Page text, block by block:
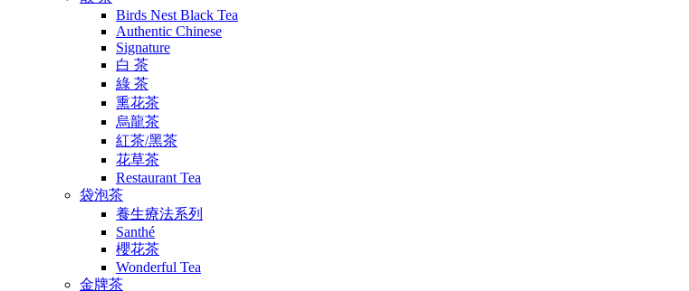
Birds Nest Black Tea
Authentic Chinese
Signature
白 茶
綠 茶
熏花茶
烏龍茶
紅茶/黑茶
花草茶
Restaurant Tea
袋泡茶
養生療法系列
Santhé
櫻花茶
Wonderful Tea
金牌茶